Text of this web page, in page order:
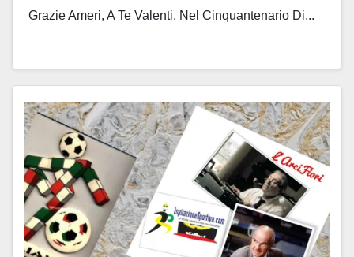
Grazie Ameri, A Te Valenti. Nel Cinquantenario Di...